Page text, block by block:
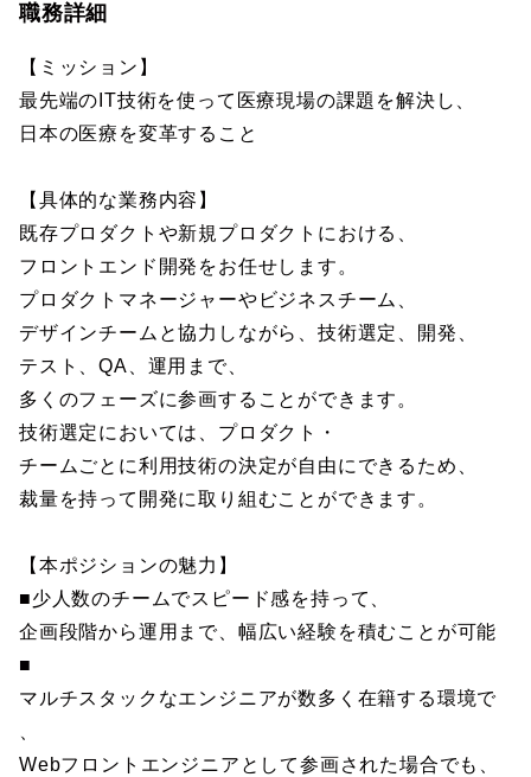
職務詳細
【ミッション】
最先端のIT技術を使って医療現場の課題を解決し、
日本の医療を変革すること
【具体的な業務内容】
既存プロダクトや新規プロダクトにおける、
フロントエンド開発をお任せします。
プロダクトマネージャーやビジネスチーム、
デザインチームと協力しながら、技術選定、開発、
テスト、QA、運用まで、
多くのフェーズに参画することができます。
技術選定においては、プロダクト・
チームごとに利用技術の決定が自由にできるため、
裁量を持って開発に取り組むことができます。
【本ポジションの魅力】
■少人数のチームでスピード感を持って、
企画段階から運用まで、幅広い経験を積むことが可能
■
マルチスタックなエンジニアが数多く在籍する環境で
Webフロントエンジニアとして参画された場合でも、